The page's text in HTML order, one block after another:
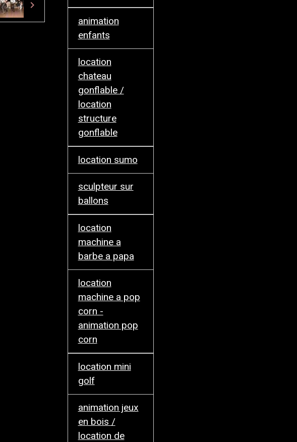
animation
enfants
location
chateau
gonflable /
location
structure
gonflable
location sumo
sculpteur sur
ballons
location
machine a
barbe a papa
location
machine a pop
corn -
animation pop
corn
location mini
golf
animation jeux
en bois /
location de